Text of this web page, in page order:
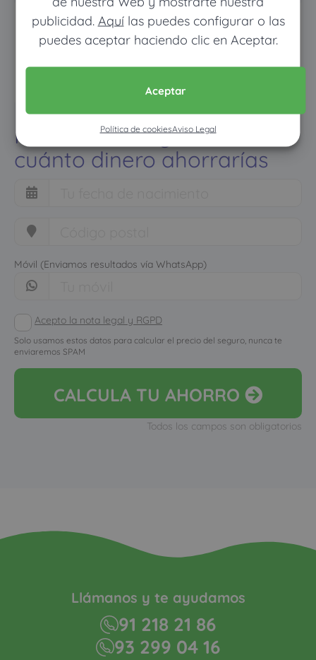
publicidad. Aquílas puedes configurar o las
puedes aceptar haciendo clic en Aceptar.
Aceptar
Política de cookiesAviso Legal
Pon tus datos y descubre
cuánto dinero ahorrarías
Móvil (Enviamos resultados vía WhatsApp)
Acepto la nota legal y RGPD
Solo usamos estos datos para calcular el precio del seguro, nunca te
enviaremos SPAM
CALCULA TU AHORRO
Todos los campos son obligatorios
Llámanos y te ayudamos
91 218 21 86
93 299 04 16